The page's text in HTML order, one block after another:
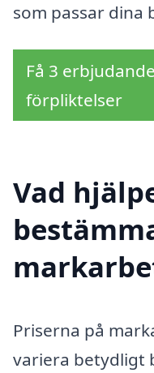
som passar dina
Få 3
förpliktelser
Vad
Priserna på
variera betydligt